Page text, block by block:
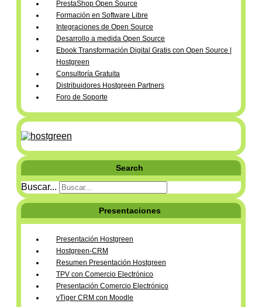
PrestaShop Open Source
Formación en Software Libre
Integraciones de Open Source
Desarrollo a medida Open Source
Ebook Transformación Digital Gratis con Open Source |
Hostgreen
Consultoría Gratuita
Distribuidores Hostgreen Partners
Foro de Soporte
Search
Buscar...
Presentaciones
Presentación Hostgreen
Hostgreen-CRM
Resumen Presentación Hostgreen
TPV con Comercio Electrónico
Presentación Comercio Electrónico
vTiger CRM con Moodle